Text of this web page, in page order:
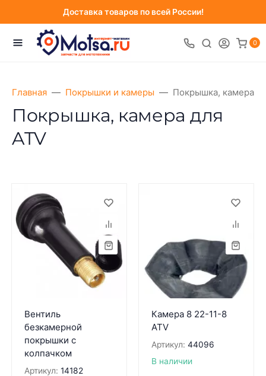
Доставка товаров по всей России!
0
Главная Покрышки и камеры Покрышка, камера
Покрышка, камера для
ATV
Вентиль
безкамерной
покрышки с
колпачком
Артикул: 14182
Кaмерa 8 22-11-8
ATV
Артикул: 44096
В наличии